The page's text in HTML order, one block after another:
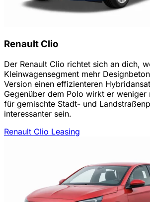
Renault Clio
Der Renault Clio richtet sich an dich,
Kleinwagensegment mehr
Version einen effizienteren
Gegenüber dem Polo wirkt er weniger
für gemischte Stadt- und
interessanter sein.
Renault Clio Leasing